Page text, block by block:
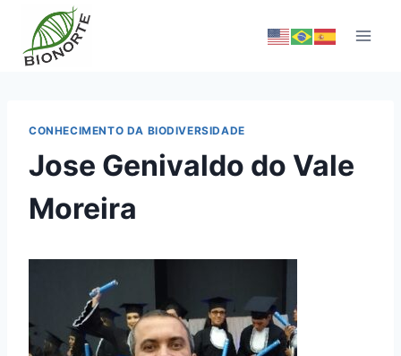
CONHECIMENTO DA BIODIVERSIDADE
Jose Genivaldo do Vale
Moreira